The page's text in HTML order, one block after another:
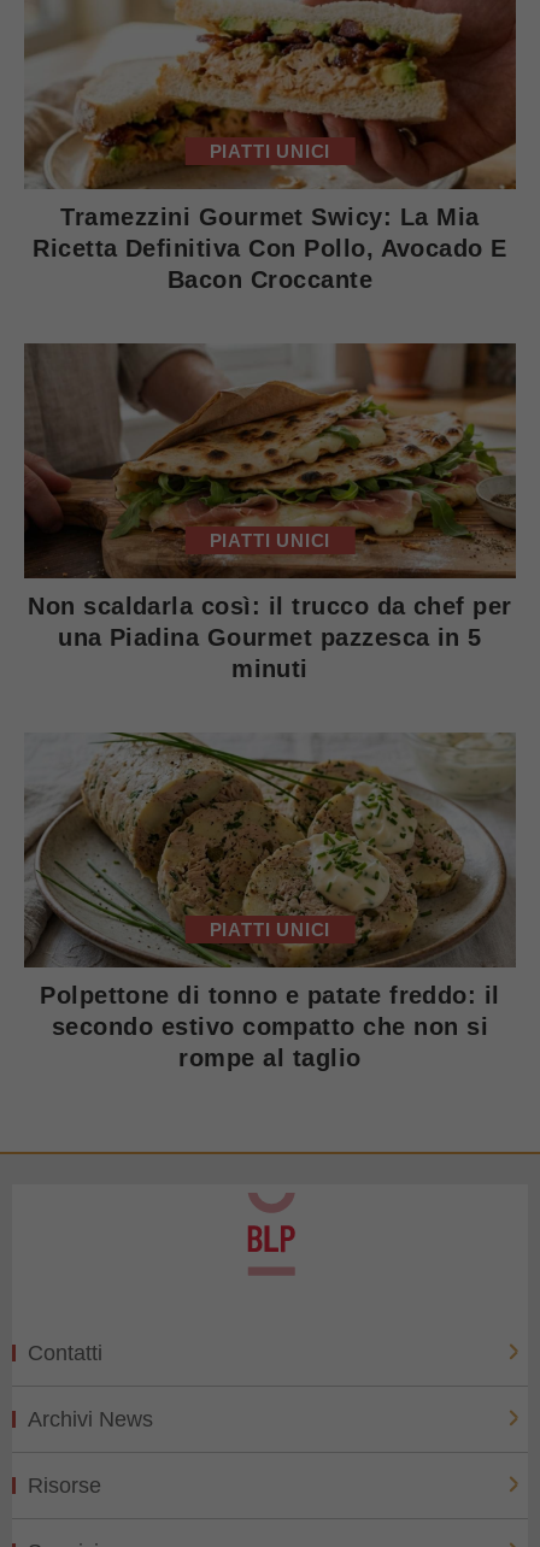
PIATTI UNICI
Tramezzini Gourmet Swicy: La Mia
Ricetta Definitiva Con Pollo, Avocado E
Bacon Croccante
PIATTI UNICI
Non scaldarla così: il trucco da chef per
una Piadina Gourmet pazzesca in 5
minuti
PIATTI UNICI
Polpettone di tonno e patate freddo: il
secondo estivo compatto che non si
rompe al taglio
Contatti
Archivi News
Risorse